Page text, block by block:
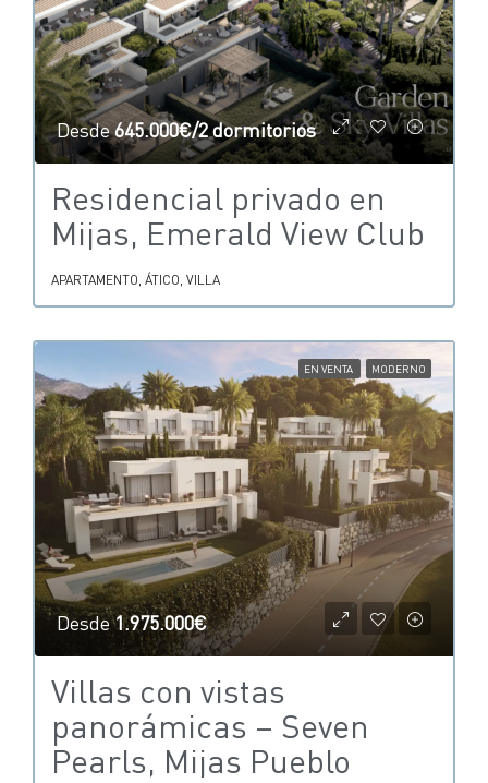
Desde645.000€/2 dormitorios
Residencial privado en
Mijas, Emerald View Club
APARTAMENTO, ÁTICO, VILLA
EN VENTA MODERNO
Desde1.975.000€
Villas con vistas
panorámicas – Seven
Pearls, Mijas Pueblo